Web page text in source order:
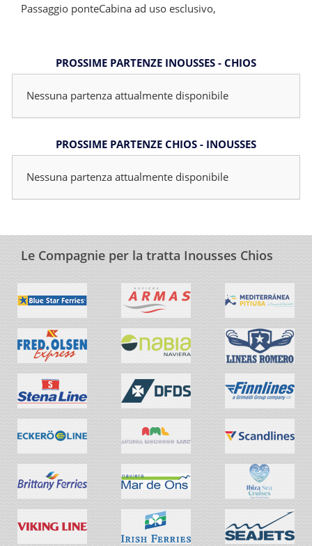
Passaggio ponteCabina ad uso esclusivo,
PROSSIME PARTENZE INOUSSES - CHIOS
Nessuna partenza attualmente disponibile
PROSSIME PARTENZE CHIOS - INOUSSES
Nessuna partenza attualmente disponibile
Le Compagnie per la tratta Inousses Chios